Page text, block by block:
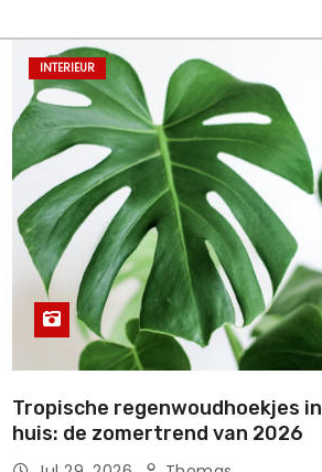
INTERIEUR
Tropische regenwoudhoekjes in
huis: de zomertrend van 2026